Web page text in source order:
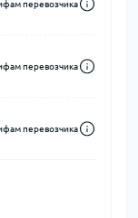
перевозчика
перевозчика
перевозчика